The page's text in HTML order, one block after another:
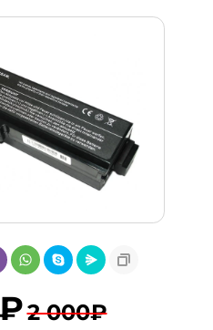
2 000₽